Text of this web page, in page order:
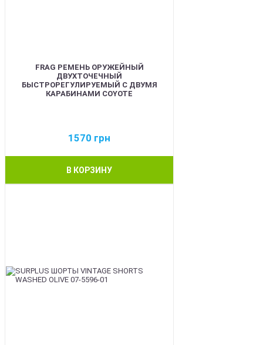
FRAG РЕМЕНЬ ОРУЖЕЙНЫЙ
ДВУХТОЧЕЧНЫЙ
БЫСТРОРЕГУЛИРУЕМЫЙ С ДВУМЯ
КАРАБИНАМИ COYOTE
1570 грн
В КОРЗИНУ